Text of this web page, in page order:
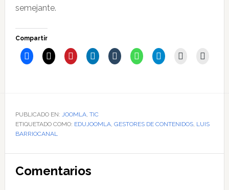
semejante.
Compartir
PUBLICADO EN: JOOMLA, TIC
ETIQUETADO COMO: EDUJOOMLA, GESTORES DE CONTENIDOS, LUIS
BARRIOCANAL
Interacciones
con
Comentarios